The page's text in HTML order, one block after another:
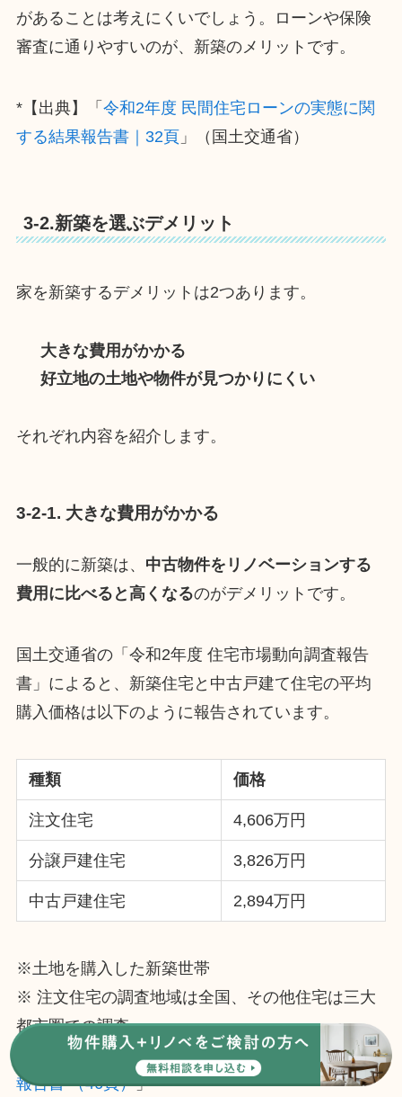
があることは考えにくいでしょう。ローンや保険
審査に通りやすいのが、新築のメリットです。
*【出典】「 令和2年度 民間住宅ローンの実態に関
する結果報告書｜32頁」（国土交通省）
3-2.新築を選ぶデメリット
家を新築するデメリットは2つあります。
大きな費用がかかる
好立地の土地や物件が見つかりにくい
それぞれ内容を紹介します。
​​3-2-1. 大きな費用がかかる
一般的に新築は、 中古物件をリノベーションする
費用に比べると高くなるのがデメリットです。
国土交通省の「令和2年度 住宅市場動向調査報告
書」によると、新築住宅と中古戸建て住宅の平均
購入価格は以下のように報告されています。
種類 価格
注文住宅 4,606万円
分譲戸建住宅 3,826万円
中古戸建住宅 2,894万円
※土地を購入した新築世帯
※ 注文住宅の調査地域は全国、その他住宅は三大
都市圏での調査
【出典】国土交通省「
令和2年度 住宅市場動向調査
報告書 （46頁）」